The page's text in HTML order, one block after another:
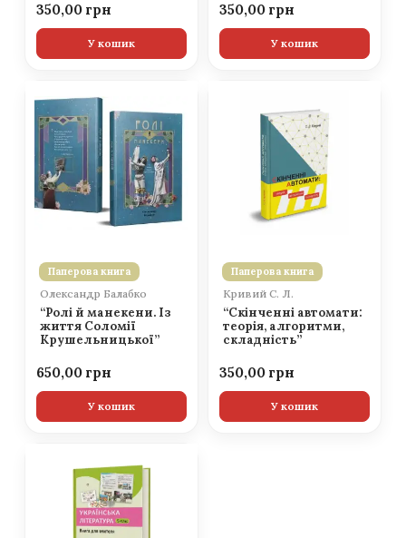
350,00
У кошик
350,00
У кошик
Паперова книга
Олександр Балабко
“Ролі й манекени. Із
життя Соломії
Крушельницької”
650,00
У кошик
Паперова книга
Кривий С. Л.
“Скінченні автомати:
теорія, алгоритми,
складність”
350,00
У кошик